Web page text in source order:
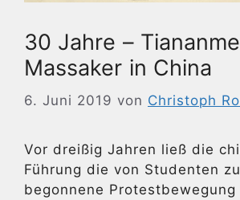
30 Jahre –
Massaker in China
6. Juni 2019 von Christoph
Vor dreißig Jahren ließ die
Führung die von Studenten
begonnene Protestbewegung